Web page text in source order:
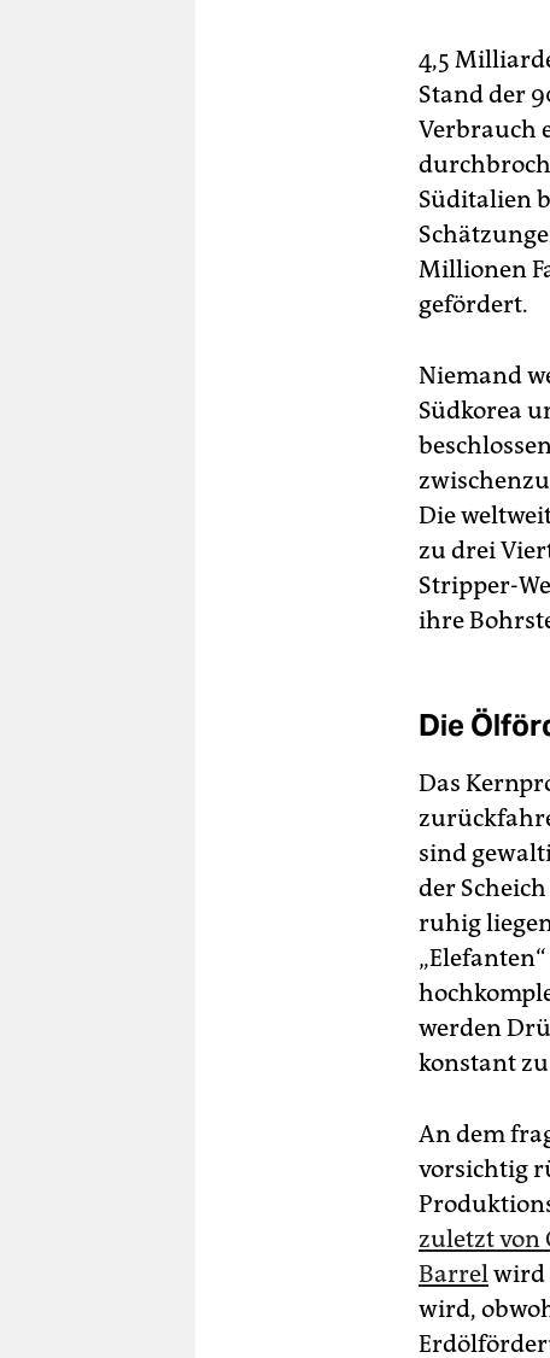
4,5
Stand der
Verbrauch
Süditalien
Millionen
gefördert.
Niemand
Südkorea
Die
zu drei
Stripper-
ihre
Die
Das
sind
der
ruhig
werden
konstant
An dem
vorsichtig
zuletzt von
Barrel wird
wird,